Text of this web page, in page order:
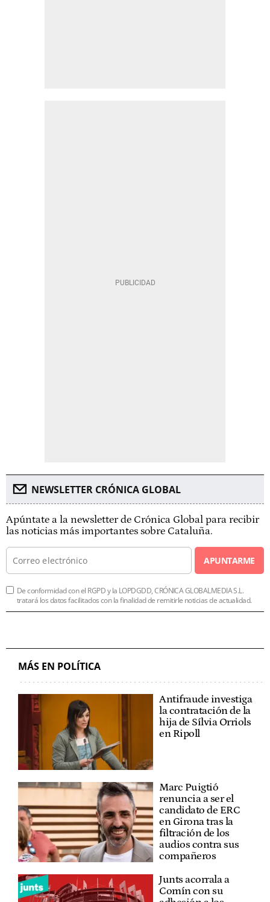
NEWSLETTER CRÓNICA GLOBAL
Apúntate a la newsletter de Crónica Global para recibir
las noticias más importantes sobre Cataluña.
APUNTARME
De conformidad con el RGPD y la LOPDGDD, CRÓNICA GLOBALMEDIA S.L.
tratará los datos facilitados con la finalidad de remitirle noticias de actualidad.
MÁS EN POLÍTICA
Antifraude investiga
la contratación de la
hija de Sílvia Orriols
en Ripoll
Marc Puigtió
renuncia a ser el
candidato de ERC
en Girona tras la
filtración de los
audios contra sus
compañeros
Junts acorrala a
Comín con su